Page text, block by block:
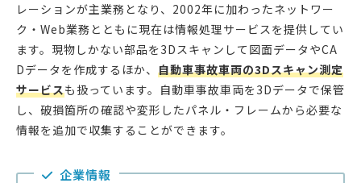
レーションが主業務となり、2002年に加わったネットワー
ク・Web業務とともに現在は情報処理サービスを提供してい
ます。現物しかない部品を3Dスキャンして図面データやCA
Dデータを作成するほか、 自動車事故車両の3Dスキャン測定
サービスも扱っています。自動車事故車両を3Dデータで保管
し、破損箇所の確認や変形したパネル・フレームから必要な
情報を追加で収集することができます。
企業情報